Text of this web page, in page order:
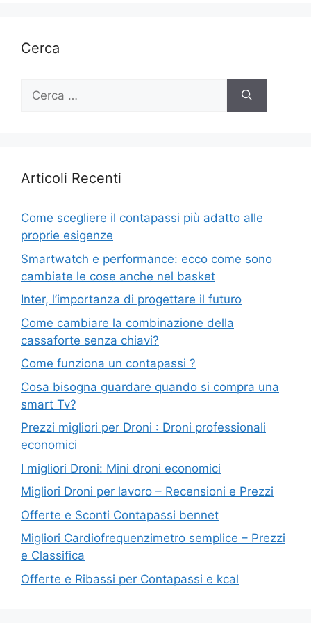
Cerca
Ricerca
Articoli Recenti
Come scegliere il contapassi più adatto alle
proprie esigenze
Smartwatch e performance: ecco come sono
cambiate le cose anche nel basket
Inter, l’importanza di progettare il futuro
Come cambiare la combinazione della
cassaforte senza chiavi?
Come funziona un contapassi ?
Cosa bisogna guardare quando si compra una
smart Tv?
Prezzi migliori per Droni : Droni professionali
economici
I migliori Droni: Mini droni economici
Migliori Droni per lavoro – Recensioni e Prezzi
Offerte e Sconti Contapassi bennet
Migliori Cardiofrequenzimetro semplice – Prezzi
e Classifica
Offerte e Ribassi per Contapassi e kcal